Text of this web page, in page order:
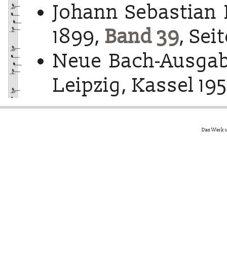
Johann Sebastian
1899, Band 39,
Neue Bach-
Leipzig, Kassel
Das Werk